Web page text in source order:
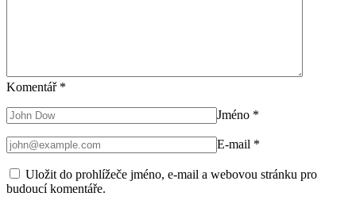
Komentář *
Jméno *
E-mail *
Uložit do prohlížeče jméno, e-mail a webovou stránku pro
budoucí komentáře.